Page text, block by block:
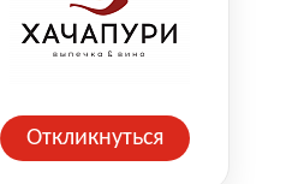
Откликнуться